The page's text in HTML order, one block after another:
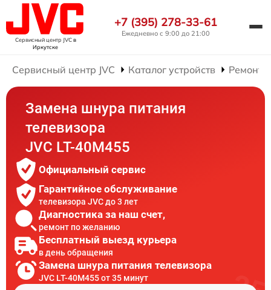
Сервисный центр JVCв
Иркутске
+7 (395) 278-33-61
Ежедневно с 9:00 до 21:00
Сервисный центр JVC Каталог устройств Ремонт
Замена шнура питания
телевизора
JVC LT-40M455
Официальный сервис
Гарантийное обслуживание
телевизора JVC до 3 лет
Диагностика за наш счет,
ремонт по желанию
Бесплатный выезд курьера
в день обращения
Замена шнура питания телевизора
JVC LT-40M455 от 35 минут